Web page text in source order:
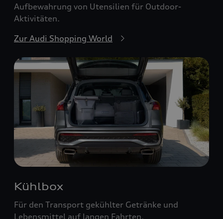
Aufbewahrung von Utensilien für Outdoor-
Aktivitäten.
Zur Audi Shopping World
Kühlbox
Für den Transport gekühlter Getränke und
Lebensmittel auf langen Fahrten.